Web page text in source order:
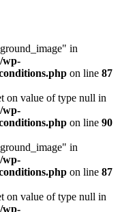
in
wp-
on line 87
on value of type null in
wp-
on line 90
in
wp-
on line 87
on value of type null in
wp-